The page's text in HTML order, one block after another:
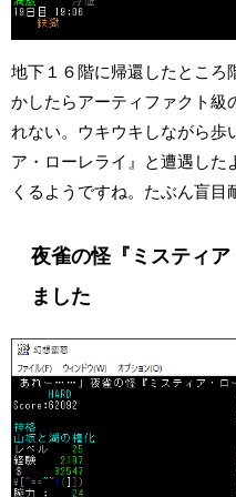
地下１６階に帰還したところ
かしたらアーティファクト級
れない。ウキウキしながら歩
ア・ローレライ』と遭遇した
くるようですね。たぶん盲目
夜雀の怪『ミスティ
ました